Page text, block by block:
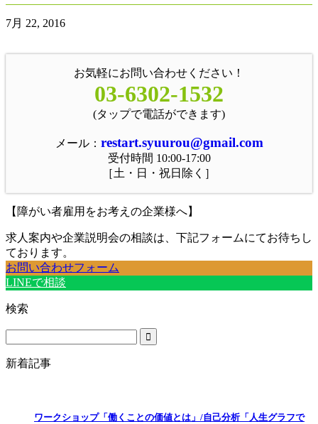
7月 22, 2016
お気軽にお問い合わせください！
03-6302-1532
(タップで電話ができます)
メール： restart.syuurou@gmail.com
受付時間 10:00-17:00
［土・日・祝日除く］
【障がい者雇用をお考えの企業様へ】
求人案内や企業説明会の相談は、下記フォームにてお待ちし
ております。
お問い合わせフォーム
LINEで相談
検索
新着記事
ワークショップ「働くことの価値とは」/自己分析「人生グラフで